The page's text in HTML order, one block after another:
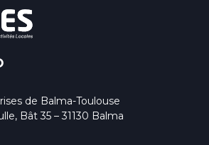
de Balma-Toulouse
Bât 35 – 31130 Balma